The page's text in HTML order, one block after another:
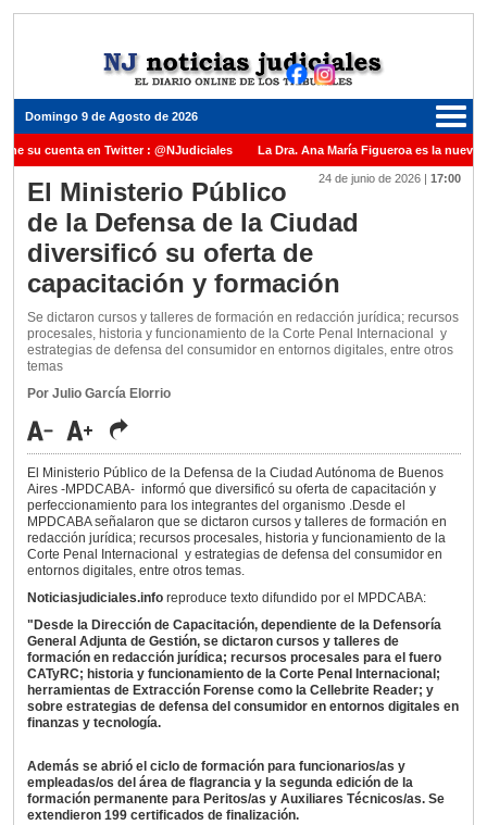
Domingo 9 de Agosto de 2026
su cuenta en Twitter : @NJudiciales La Dra. Ana María Figueroa es la nueva
Justicia de la Nación una medalla al Dr. Raul Zaffaroni en reconocimiento por su
Carles para cubrir vacante en la Corte Suprema de Justicia de la Nación
ante el Juez Daniel Rafecas
24 de junio de 2026 | 17:00
El Ministerio Público
de la Defensa de la Ciudad
diversificó su oferta de
capacitación y formación
Se dictaron cursos y talleres de formación en redacción jurídica; recursos
procesales, historia y funcionamiento de la Corte Penal Internacional y
estrategias de defensa del consumidor en entornos digitales, entre otros
temas
Por Julio García Elorrio
El Ministerio Público de la Defensa de la Ciudad Autónoma de Buenos
Aires -MPDCABA- informó que diversificó su oferta de capacitación y
perfeccionamiento para los integrantes del organismo .Desde el
MPDCABA señalaron que se dictaron cursos y talleres de formación en
redacción jurídica; recursos procesales, historia y funcionamiento de la
Corte Penal Internacional y estrategias de defensa del consumidor en
entornos digitales, entre otros temas.
Noticiasjudiciales.info reproduce texto difundido por el MPDCABA:
"Desde la Dirección de Capacitación, dependiente de la Defensoría
General Adjunta de Gestión, se dictaron cursos y talleres de
formación en redacción jurídica; recursos procesales para el fuero
CATyRC; historia y funcionamiento de la Corte Penal Internacional;
herramientas de Extracción Forense como la Cellebrite Reader; y
sobre estrategias de defensa del consumidor en entornos digitales en
finanzas y tecnología.
Además se abrió el ciclo de formación para funcionarios/as y
empleadas/os del área de flagrancia y la segunda edición de la
formación permanente para Peritos/as y Auxiliares Técnicos/as. Se
extendieron 199 certificados de finalización.